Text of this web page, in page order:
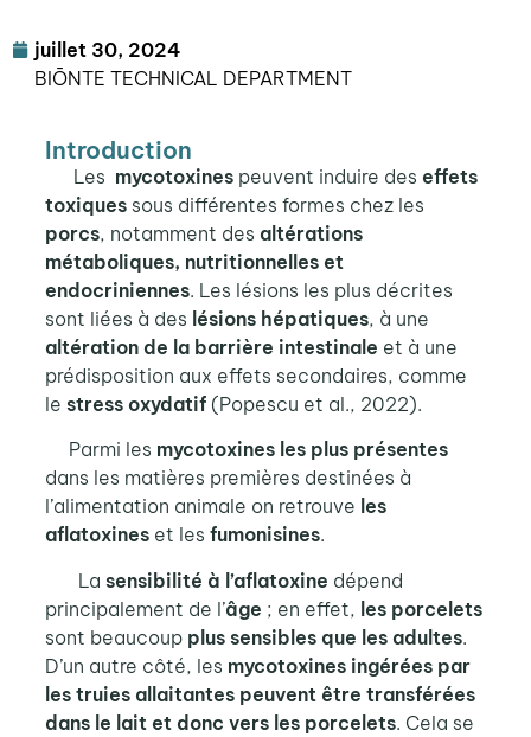
juillet 30, 2024
BIŌNTE TECHNICAL DEPARTMENT
Introduction
Les mycotoxinespeuvent induire des effets
toxiquessous différentes formes chez les
porcs, notamment des altérations
métaboliques, nutritionnelles et
endocriniennes. Les lésions les plus décrites
sont liées à des lésions hépatiques, à une
altération de la barrière intestinale et à une
prédisposition aux effets secondaires, comme
le stress oxydatif(Popescu et al., 2022).
Parmi les mycotoxines les plus présentes
dans les matières premières destinées à
l’alimentation animale on retrouve les
aflatoxineset les fumonisines.
La sensibilité à l’aflatoxine dépend
principalement de l’âge ; en effet, les porcelets
sont beaucoup plus sensibles que les adultes.
D’un autre côté, les mycotoxines ingérées par
les truies allaitantes peuvent être transférées
dans le lait et donc vers les porcelets. Cela se